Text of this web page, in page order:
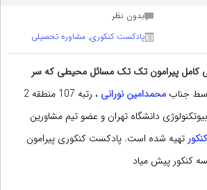
بدون نظر
پادکست کنکوری, مشاوره تحصيلی
کامل پیرامون تک تک مسائل محیطی که سر
جناب محمدامین نورانی
، رتبه 107 منطقه 2
مشاورین
تهیه شده است. پادکست کنکوری پیرامون
کنکور پیش میاد